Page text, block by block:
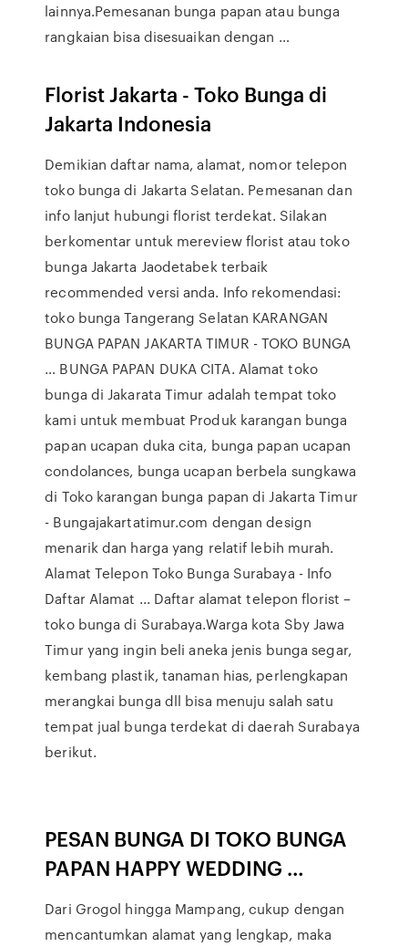
lainnya.Pemesanan bunga papan atau bunga
rangkaian bisa disesuaikan dengan …
Florist Jakarta - Toko Bunga di
Jakarta Indonesia
Demikian daftar nama, alamat, nomor telepon
toko bunga di Jakarta Selatan. Pemesanan dan
info lanjut hubungi florist terdekat. Silakan
berkomentar untuk mereview florist atau toko
bunga Jakarta Jaodetabek terbaik
recommended versi anda. Info rekomendasi:
toko bunga Tangerang Selatan KARANGAN
BUNGA PAPAN JAKARTA TIMUR - TOKO BUNGA
… BUNGA PAPAN DUKA CITA. Alamat toko
bunga di Jakarata Timur adalah tempat toko
kami untuk membuat Produk karangan bunga
papan ucapan duka cita, bunga papan ucapan
condolances, bunga ucapan berbela sungkawa
di Toko karangan bunga papan di Jakarta Timur
- Bungajakartatimur.com dengan design
menarik dan harga yang relatif lebih murah.
Alamat Telepon Toko Bunga Surabaya - Info
Daftar Alamat ... Daftar alamat telepon florist –
toko bunga di Surabaya.Warga kota Sby Jawa
Timur yang ingin beli aneka jenis bunga segar,
kembang plastik, tanaman hias, perlengkapan
merangkai bunga dll bisa menuju salah satu
tempat jual bunga terdekat di daerah Surabaya
berikut.
PESAN BUNGA DI TOKO BUNGA
PAPAN HAPPY WEDDING …
Dari Grogol hingga Mampang, cukup dengan
mencantumkan alamat yang lengkap, maka